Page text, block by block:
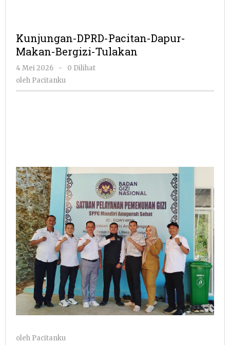
Kunjungan-DPRD-Pacitan-Dapur-
Makan-Bergizi-Tulakan
4 Mei 2026
oleh
Pacitanku
-
0 Dilihat
oleh Pacitanku
oleh Pacitanku